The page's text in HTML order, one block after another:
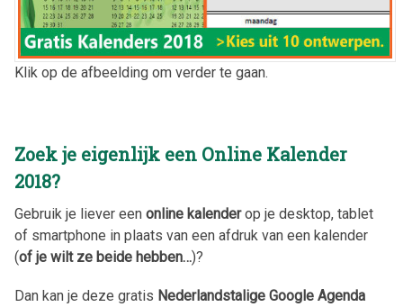
Klik op de afbeelding om verder te gaan.
Zoek je eigenlijk een Online Kalender
2018?
Gebruik je liever een online kalenderop je desktop, tablet
of smartphone in plaats van een afdruk van een kalender
(of je wilt ze beide hebben…)?
Dan kan je deze gratis Nederlandstalige Google Agenda